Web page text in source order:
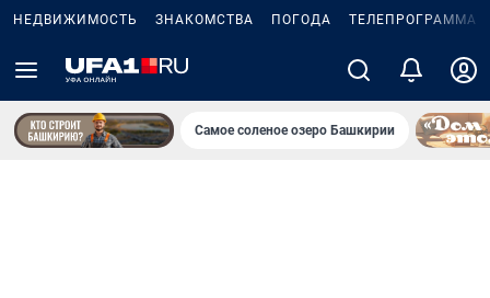
НЕДВИЖИМОСТЬ ЗНАКОМСТВА ПОГОДА ТЕЛЕПРОГРАММА
Самое соленое озеро Башкирии